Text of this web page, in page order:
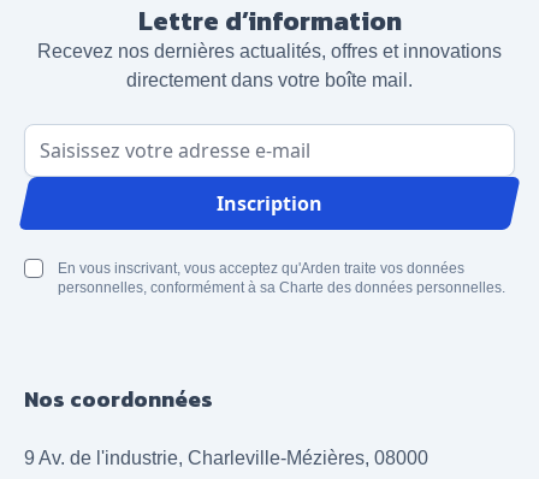
Lettre d’information
Recevez nos dernières actualités, offres et innovations
directement dans votre boîte mail.
Adresse email
Inscription
En vous inscrivant, vous acceptez qu'Arden traite vos données
personnelles, conformément à sa Charte des données personnelles.
Nos coordonnées
9 Av. de l'industrie, Charleville-Mézières, 08000